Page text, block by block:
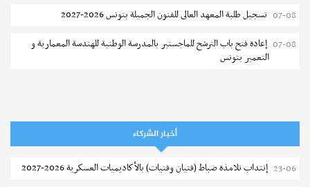
07-08 تسجيل طلبة المعهد العالى للفنون الجميلة بتونس 2026-2027
07-08 إعادة فتح باب الترشح للماجستير بالمدرسة الوطنية للهندسة المعمارية و
التعمير بتونس
المعهد العالي للعلوم التطبيقية والتكنولوجيا بالقيروان : الترشح للماجستير
2026-2027
أخبار الشركاء
23-06 إنتداب تلامذة ضباط (فتيان وفتيات) بالأكاديميات العسكرية 2026-2027